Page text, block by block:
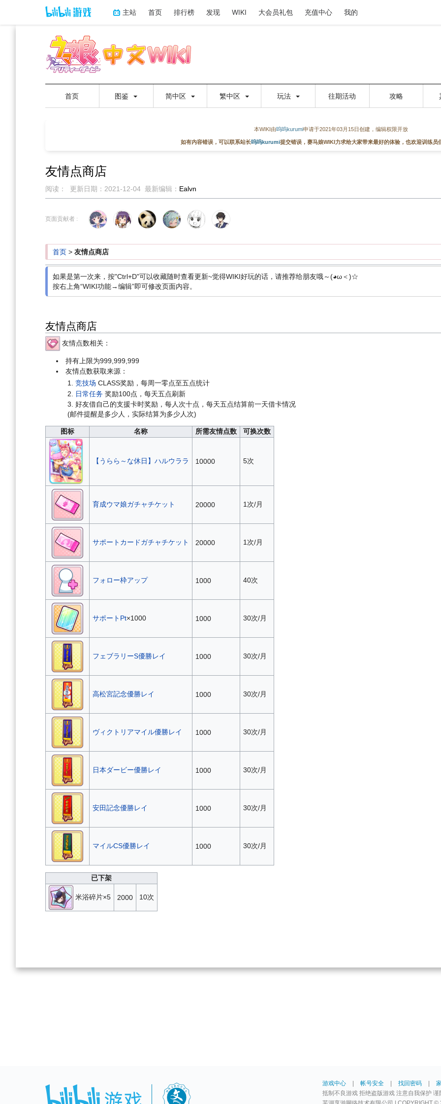
主站 首页 排行榜 发现 WIKI 大会员礼包 充值中心 我的
首页 图鉴 简中区 繁中区 玩法 往期活动 攻略
本WIKI由呜呜kurumi申请于2021年03月15日创建，编辑权限开放
如有内容错误，可以联系站长呜呜kurumi提交错误，赛马娘WIKI力求给大家带来最好的体验，也欢迎训练员
友情点商店
阅读： 更新日期： 2021-12-04 最新编辑： Ealvn
到
到
页面贡献者 :
首页 > 友情点商店
如果是第一次来，按"Ctrl+D"可以收藏随时查看更新~觉得WIKI好玩的话，请推荐给朋友哦～(◕ω＜)☆
按右上角“WIKI功能→编辑”即可修改页面内容。
友情点商店
友情点数相关：
持有上限为999,999,999
友情点数获取来源：
竞技场 CLASS奖励，每周一零点至五点统计
日常任务 奖励100点，每天五点刷新
好友借自己的支援卡时奖励，每人次十点，每天五点结算前一天借卡情况
(邮件提醒是多少人，实际结算为多少人次)
图标 名称 所需友情点数 可换次数
【うらら～な休日】ハルウララ 10000 5次
育成ウマ娘ガチャチケット 20000 1次/月
サポートカードガチャチケット 20000 1次/月
フォロー枠アップ 1000 40次
サポートPt×1000 1000 30次/月
フェブラリーS優勝レイ 1000 30次/月
高松宮記念優勝レイ 1000 30次/月
ヴィクトリアマイル優勝レイ 1000 30次/月
日本ダービー優勝レイ 1000 30次/月
安田記念優勝レイ 1000 30次/月
マイルCS優勝レイ 1000 30次/月
已下架
米浴碎片×5 2000 10次
游戏中心 帐号安全 找回密码
抵制不良游戏 拒绝盗版游戏 注意自我保护